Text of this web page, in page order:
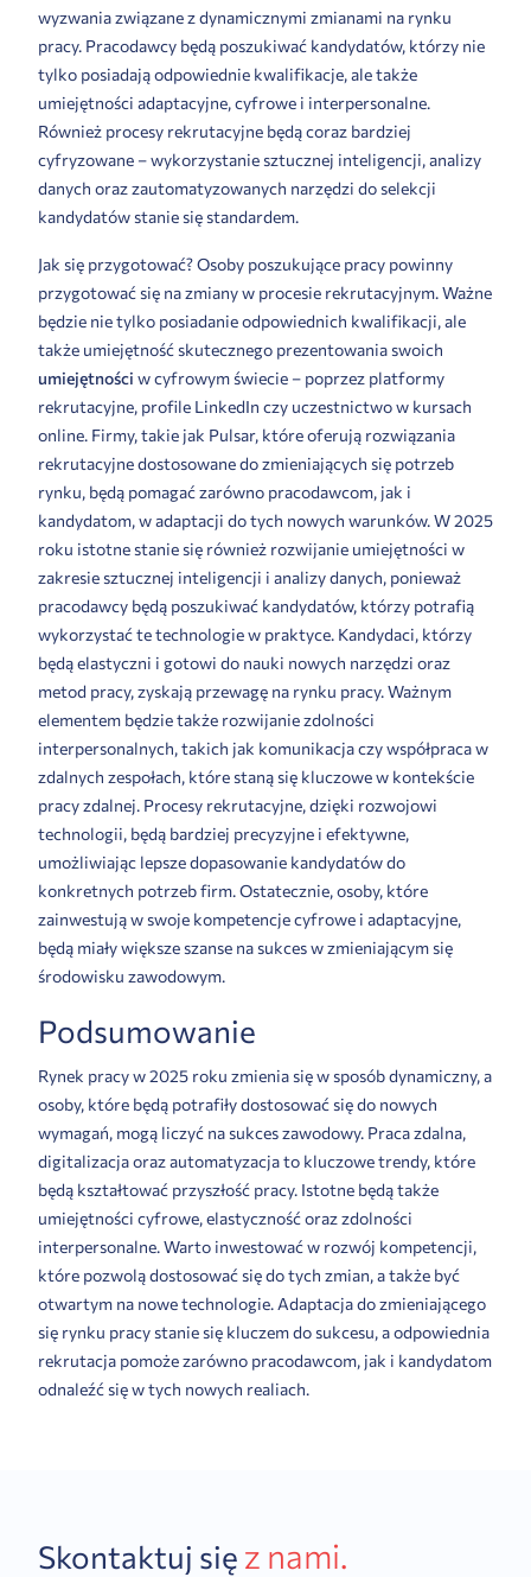
wyzwania związane z dynamicznymi zmianami na rynku
pracy. Pracodawcy będą poszukiwać kandydatów, którzy nie
tylko posiadają odpowiednie kwalifikacje, ale także
umiejętności adaptacyjne, cyfrowe i interpersonalne.
Również procesy rekrutacyjne będą coraz bardziej
cyfryzowane – wykorzystanie sztucznej inteligencji, analizy
danych oraz zautomatyzowanych narzędzi do selekcji
kandydatów stanie się standardem.
Jak się przygotować? Osoby poszukujące pracy powinny
przygotować się na zmiany w procesie rekrutacyjnym. Ważne
będzie nie tylko posiadanie odpowiednich kwalifikacji, ale
także umiejętność skutecznego prezentowania swoich
umiejętności w cyfrowym świecie – poprzez platformy
rekrutacyjne, profile LinkedIn czy uczestnictwo w kursach
online. Firmy, takie jak Pulsar, które oferują rozwiązania
rekrutacyjne dostosowane do zmieniających się potrzeb
rynku, będą pomagać zarówno pracodawcom, jak i
kandydatom, w adaptacji do tych nowych warunków. W 2025
roku istotne stanie się również rozwijanie umiejętności w
zakresie sztucznej inteligencji i analizy danych, ponieważ
pracodawcy będą poszukiwać kandydatów, którzy potrafią
wykorzystać te technologie w praktyce. Kandydaci, którzy
będą elastyczni i gotowi do nauki nowych narzędzi oraz
metod pracy, zyskają przewagę na rynku pracy. Ważnym
elementem będzie także rozwijanie zdolności
interpersonalnych, takich jak komunikacja czy współpraca w
zdalnych zespołach, które staną się kluczowe w kontekście
pracy zdalnej. Procesy rekrutacyjne, dzięki rozwojowi
technologii, będą bardziej precyzyjne i efektywne,
umożliwiając lepsze dopasowanie kandydatów do
konkretnych potrzeb firm. Ostatecznie, osoby, które
zainwestują w swoje kompetencje cyfrowe i adaptacyjne,
będą miały większe szanse na sukces w zmieniającym się
środowisku zawodowym.
Podsumowanie
Rynek pracy w 2025 roku zmienia się w sposób dynamiczny, a
osoby, które będą potrafiły dostosować się do nowych
wymagań, mogą liczyć na sukces zawodowy. Praca zdalna,
digitalizacja oraz automatyzacja to kluczowe trendy, które
będą kształtować przyszłość pracy. Istotne będą także
umiejętności cyfrowe, elastyczność oraz zdolności
interpersonalne. Warto inwestować w rozwój kompetencji,
które pozwolą dostosować się do tych zmian, a także być
otwartym na nowe technologie. Adaptacja do zmieniającego
się rynku pracy stanie się kluczem do sukcesu, a odpowiednia
rekrutacja pomoże zarówno pracodawcom, jak i kandydatom
odnaleźć się w tych nowych realiach.
Skontaktuj się z nami.